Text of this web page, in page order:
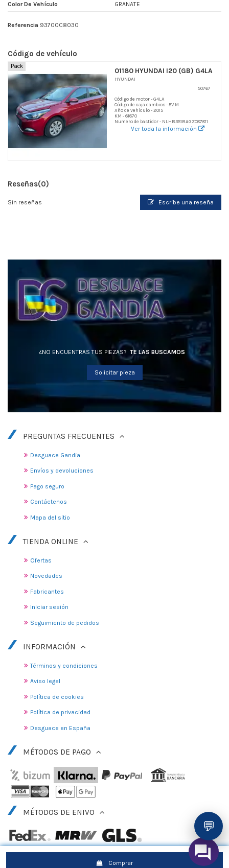
Comprar
Color De Vehículo GRANATE
Referencia 93700C8030
Código de vehículo
Pack
01180 HYUNDAI I20 (GB) G4LA
HYUNDAI
50767
Código de motor - G4LA
Código de caja cambios - 5V M
Año de vehículo - 2015
KM - 61870
Numero de bastidor - NLHB351BAGZ087811
Ver toda la información
Reseñas(0)
Sin reseñas Escribe una reseña
¿NO ENCUENTRAS TUS PIEZAS? TE LAS BUSCAMOS
Solicitar pieza
PREGUNTAS FRECUENTES
Desguace Gandia
Envíos y devoluciones
Pago seguro
Contáctenos
Mapa del sitio
TIENDA ONLINE
Ofertas
Novedades
Fabricantes
Iniciar sesión
Seguimiento de pedidos
INFORMACIÓN
Términos y condiciones
Aviso legal
Política de cookies
Política de privacidad
Desguace en España
MÉTODOS DE PAGO
MÉTODOS DE ENIVO
💬